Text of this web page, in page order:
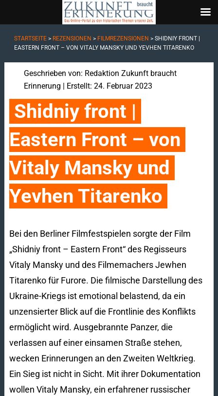
STARTSEITE> REZENSIONEN > FILMREZENSIONEN > SHIDNIY FRONT |
EASTERN FRONT – VON VITALY MANSKY UND YEVHEN TITARENKO
Geschrieben von: Redaktion Zukunft braucht
Erinnerung | Erstellt: 24. Februar 2023
Shidniy front |
Eastern Front – von
Vitaly Mansky und
Yevhen Titarenko
Bei den Berliner Filmfestspielen sorgte der Film
„Shidniy front – Eastern Front“ des Regisseurs
Vitaly Mansky und des Filmemachers Jewhen
Titarenko für Furore. Die filmische Darstellung des
Ukraine-Kriegs ist emotional belastend, da ein
unzensierter Blick auf die Frontlinie des Konflikts
ermöglicht wird. Ausgebrannte Panzer, die
verlassen auf einer einsamen Straße stehen,
wecken Erinnerungen an den Zweiten Weltkrieg.
Ein Sieg ist nicht in Sicht. Mit ihrer Dokumentation
wollen Vitaly Mansky, ein erfahrener russischer